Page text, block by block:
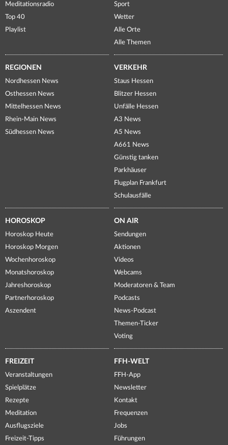
Meditationsradio
Top 40
Playlist
Sport
Wetter
Alle Orte
Alle Themen
REGIONEN
Nordhessen News
Osthessen News
Mittelhessen News
Rhein-Main News
Südhessen News
VERKEHR
Staus Hessen
Blitzer Hessen
Unfälle Hessen
A3 News
A5 News
A661 News
Günstig tanken
Parkhäuser
Flugplan Frankfurt
Schulausfälle
HOROSKOP
Horoskop Heute
Horoskop Morgen
Wochenhoroskop
Monatshoroskop
Jahreshoroskop
Partnerhoroskop
Aszendent
ON AIR
Sendungen
Aktionen
Videos
Webcams
Moderatoren & Team
Podcasts
News-Podcast
Themen-Ticker
Voting
FREIZEIT
Veranstaltungen
Spielplätze
Rezepte
Meditation
Ausflugsziele
Freizeit-Tipps
FFH-WELT
FFH-App
Newsletter
Kontakt
Frequenzen
Jobs
Führungen